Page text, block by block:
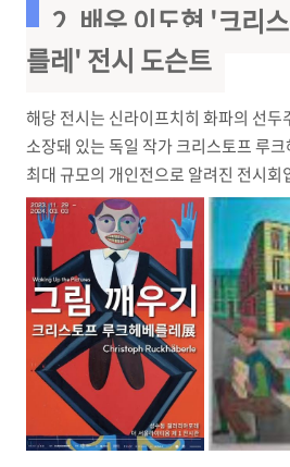
2. 배우 이도현 '크리
를레' 전시 도슨트
해당 전시는 신라이프치히 화파의 선두
소장돼 있는 독일 작가 크리스토프 루
최대 규모의 개인전으로 알려진 전시회